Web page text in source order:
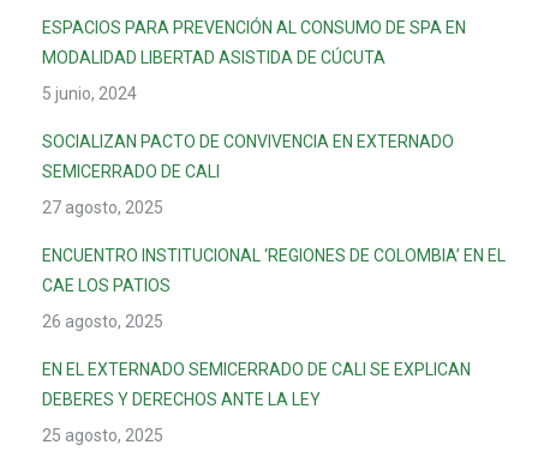
ESPACIOS PARA PREVENCIÓN AL CONSUMO DE SPA EN
MODALIDAD LIBERTAD ASISTIDA DE CÚCUTA
5 junio, 2024
SOCIALIZAN PACTO DE CONVIVENCIA EN EXTERNADO
SEMICERRADO DE CALI
27 agosto, 2025
ENCUENTRO INSTITUCIONAL ‘REGIONES DE COLOMBIA’ EN EL
CAE LOS PATIOS
26 agosto, 2025
EN EL EXTERNADO SEMICERRADO DE CALI SE EXPLICAN
DEBERES Y DERECHOS ANTE LA LEY
25 agosto, 2025